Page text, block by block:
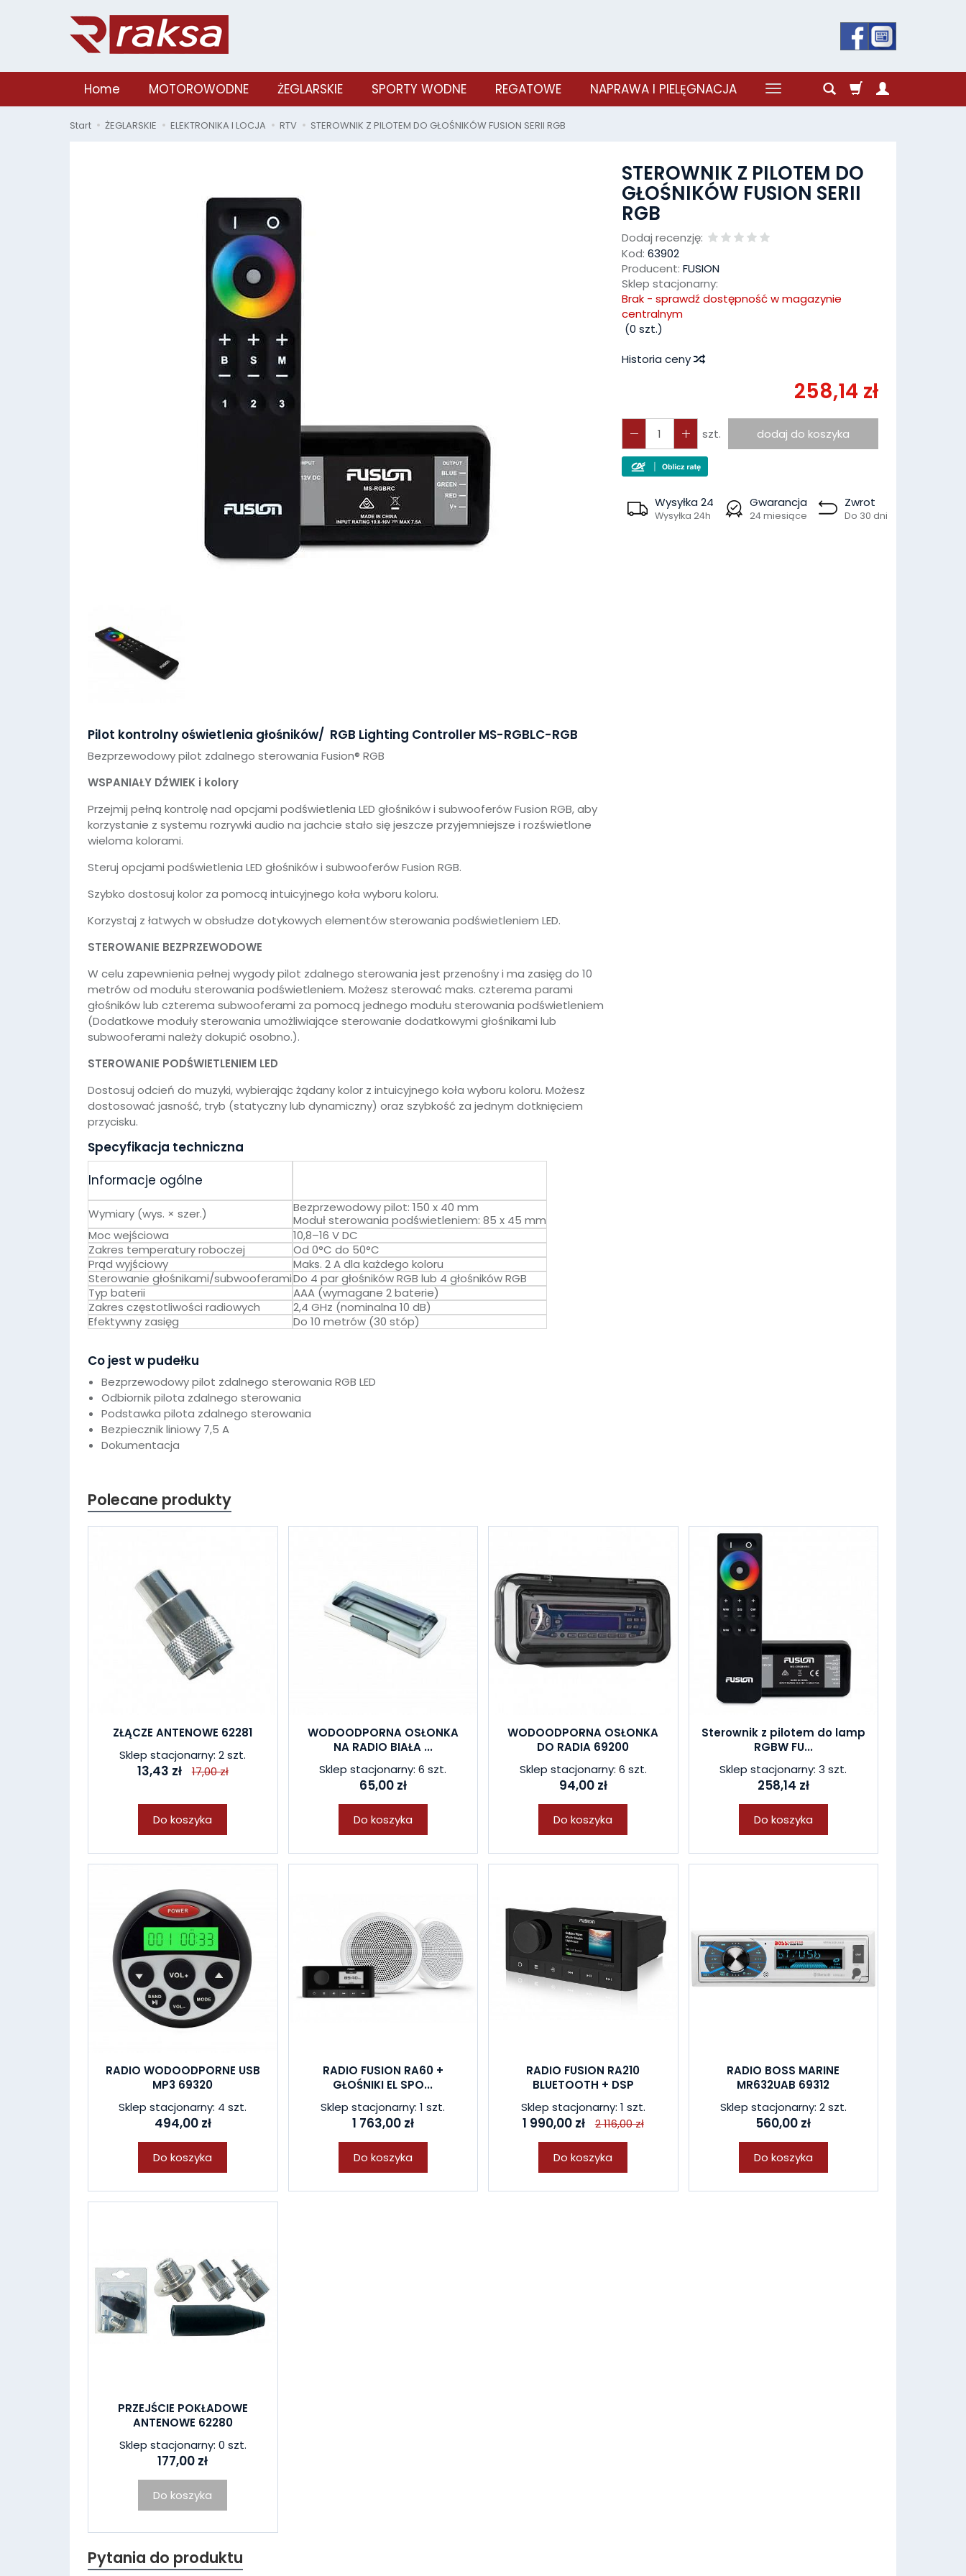
Home MOTOROWODNE ŻEGLARSKIE SPORTY WODNE REGATOWE NAPRAWA I PIELĘGNACJA
Start ŻEGLARSKIE ELEKTRONIKA I LOCJA RTV STEROWNIK Z PILOTEM DO GŁOŚNIKÓW FUSION SERII RGB
STEROWNIK Z PILOTEM DO
GŁOŚNIKÓW FUSION SERII
RGB
Dodaj recenzję:
Kod: 63902
Producent: FUSION
Sklep stacjonarny:
Brak - sprawdź dostępność w magazynie
centralnym
(0 szt.)
Historia ceny
258,14 zł
szt. dodaj do koszyka
Wysyłka 24
Wysyłka 24h
Gwarancja
24 miesiące
Zwrot
Do 30 dni
Pilot kontrolny oświetlenia głośników/ RGB Lighting Controller MS-RGBLC-RGB
Bezprzewodowy pilot zdalnego sterowania Fusion® RGB
WSPANIAŁY DŹWIEK i kolory
Przejmij pełną kontrolę nad opcjami podświetlenia LED głośników i subwooferów Fusion RGB, aby
korzystanie z systemu rozrywki audio na jachcie stało się jeszcze przyjemniejsze i rozświetlone
wieloma kolorami.
Steruj opcjami podświetlenia LED głośników i subwooferów Fusion RGB.
Szybko dostosuj kolor za pomocą intuicyjnego koła wyboru koloru.
Korzystaj z łatwych w obsłudze dotykowych elementów sterowania podświetleniem LED.
STEROWANIE BEZPRZEWODOWE
W celu zapewnienia pełnej wygody pilot zdalnego sterowania jest przenośny i ma zasięg do 10
metrów od modułu sterowania podświetleniem. Możesz sterować maks. czterema parami
głośników lub czterema subwooferami za pomocą jednego modułu sterowania podświetleniem
(Dodatkowe moduły sterowania umożliwiające sterowanie dodatkowymi głośnikami lub
subwooferami należy dokupić osobno.).
STEROWANIE PODŚWIETLENIEM LED
Dostosuj odcień do muzyki, wybierając żądany kolor z intuicyjnego koła wyboru koloru. Możesz
dostosować jasność, tryb (statyczny lub dynamiczny) oraz szybkość za jednym dotknięciem
przycisku.
Specyfikacja techniczna
Informacje ogólne
Wymiary (wys. × szer.)
Bezprzewodowy pilot: 150 x 40 mm
Moduł sterowania podświetleniem: 85 x 45 mm
Moc wejściowa
10,8–16 V DC
Zakres temperatury roboczej
Od 0°C do 50°C
Prąd wyjściowy
Maks. 2 A dla każdego koloru
Sterowanie głośnikami/subwooferamiDo 4 par głośników RGB lub 4 głośników RGB
Typ baterii
AAA (wymagane 2 baterie)
Zakres częstotliwości radiowych
2,4 GHz (nominalna 10 dB)
Efektywny zasięg
Do 10 metrów (30 stóp)
Co jest w pudełku
Bezprzewodowy pilot zdalnego sterowania RGB LED
Odbiornik pilota zdalnego sterowania
Podstawka pilota zdalnego sterowania
Bezpiecznik liniowy 7,5 A
Dokumentacja
Polecane produkty
ZŁĄCZE ANTENOWE 62281
Sklep stacjonarny: 2 szt.
13,43 zł 17,00 zł
Do koszyka
WODOODPORNA OSŁONKA
NA RADIO BIAŁA ...
Sklep stacjonarny: 6 szt.
65,00 zł
Do koszyka
WODOODPORNA OSŁONKA
DO RADIA 69200
Sklep stacjonarny: 6 szt.
94,00 zł
Do koszyka
Sterownik z pilotem do lamp
RGBW FU...
Sklep stacjonarny: 3 szt.
258,14 zł
Do koszyka
RADIO WODOODPORNE USB
MP3 69320
Sklep stacjonarny: 4 szt.
494,00 zł
Do koszyka
RADIO FUSION RA60 +
GŁOŚNIKI EL SPO...
Sklep stacjonarny: 1 szt.
1 763,00 zł
Do koszyka
RADIO FUSION RA210
BLUETOOTH + DSP
Sklep stacjonarny: 1 szt.
1 990,00 zł 2 116,00 zł
Do koszyka
RADIO BOSS MARINE
MR632UAB 69312
Sklep stacjonarny: 2 szt.
560,00 zł
Do koszyka
PRZEJŚCIE POKŁADOWE
ANTENOWE 62280
Sklep stacjonarny: 0 szt.
177,00 zł
Do koszyka
Pytania do produktu